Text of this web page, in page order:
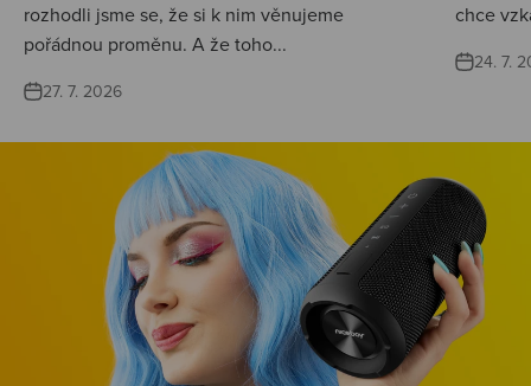
rozhodli jsme se, že si k nim věnujeme
pořádnou proměnu. A že toho...
27. 7. 2026
chce
24. 7.